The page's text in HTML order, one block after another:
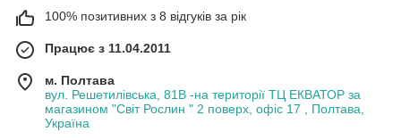
100% позитивних з 8 відгуків за рік
Працює з 11.04.2011
м. Полтава
вул. Решетилівська, 81В -на території ТЦ ЕКВАТОР за
магазином "Світ Рослин " 2 поверх, офіс 17 , Полтава,
Україна